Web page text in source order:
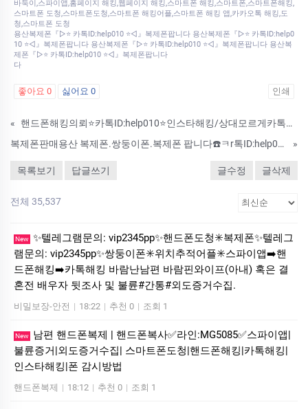
바둑이,스파이앱,홈페이지 해킹,웹페이지 해킹,스마트폰 해킹,스마트폰,스마트폰해킹,
스마트폰 도청,스마트폰도청,스마트폰 해킹어플,스마트폰 해킹 앱,카카오톡 해킹,도
청,스마트폰 도청
용산복제폰『▷⭐ 카톡ID:help010 ⭐◁』복제폰팝니다 용산복제폰『▷⭐ 카톡ID:help0
10 ⭐◁』복제폰팝니다 용산복제폰『▷⭐ 카톡ID:help010 ⭐◁』복제폰팝니다 용산복
제폰『▷⭐ 카톡ID:help010 ⭐◁』복제폰팝니다
다
좋아요 0 싫어요 0 인쇄
«
핸드폰해킹의뢰⭐카톡ID:help010⭐인스타해킹/상대모르게카톡확인/핸드폰스파이앱판매
복제폰판매용산 복제폰.쌍둥이폰.복제폰 팝니다☎️ㅋr톡ID:help010☎️배우자 외도 증거#복제폰#통화 도청 앱#실시간 위치 추적#흥신소
»
목록보기 답글쓰기 글수정 글삭제
전체 35,537
New ✨텔레그램문의: vip2345pp✨핸드폰도청✳️복제폰✨텔레그
램문의: vip2345pp✨쌍둥이폰✳️위치추적어플✳️스파이앱➡️핸
드폰해킹➡️카톡해킹 바람난남편 바람핀와이프(아내) 혹은 결
혼전 배우자 뒷조사 및 불륜#간통#외도증거수집.
비밀보장-안전 | 18:22 | 추천 0 | 조회 1
New
남편 핸드폰복제 | 핸드폰복사✅라인:MG5085✅스파이앱|
불륜증거|외도증거수집| 스마트폰도청|핸드폰해킹|카톡해킹|
인스타해킹|폰 감시방법
핸드폰복제 | 18:12 | 추천 0 | 조회 1